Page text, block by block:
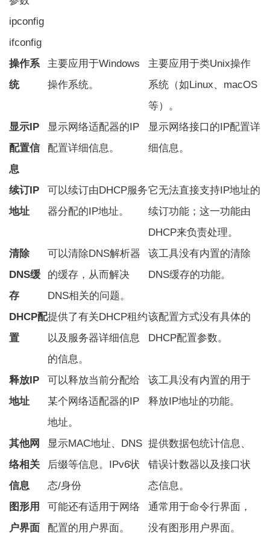
ipconfig
ifconfig
操作系
统
主要应用于Windows
操作系统。
主要应用于类Unix操作
系统（如Linux、macOS
等）。
显示IP
配置信
息
显示网络适配器的IP
配置详细信息。
显示网络接口的IP配置详
细信息。
续订IP
地址
可以续订由DHCP服务
器分配的IP地址。
它无法直接支持IP地址的
续订功能；这一功能由
DHCP来负责处理。
清除
DNS缓
存
可以清除DNS解析器
的缓存，从而解决
DNS相关的问题。
该工具没有内置的清除
DNS缓存的功能。
DHCP配
置
提供了有关DHCP租约
以及服务器详细信息
的信息。
该配置方式没有具体的
DHCP配置参数。
释放IP
地址
可以释放当前分配给
某个网络适配器的IP
地址。
该工具没有内置的用于
释放IP地址的功能。
其他网
络相关
信息
显示MAC地址、DNS
后缀等信息。
IPv6状
态/身份
提供数据包统计信息、
错误计数器以及接口状
态信息。
图形用
户界面
可能还有适用于网络
配置的用户界面。
通常用于命令行界面，
没有图形用户界面。